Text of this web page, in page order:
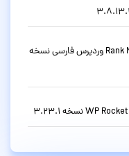
دانلود افزونه سئو حرفه ای رنک مث Rank Math Pro وردپرس فارسی نسخه